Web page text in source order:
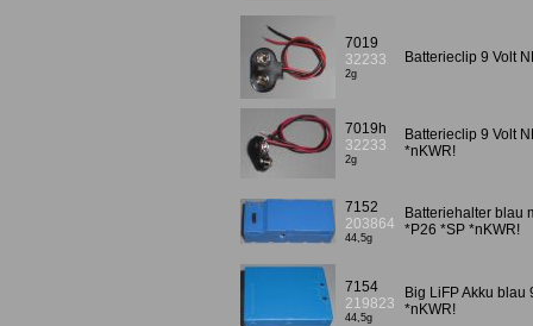
7019
32233
2g
Batterieclip 9 Volt
7019h
32233
2g
Batterieclip 9 Volt
*nKWR!
7152
203864
44,5g
Batteriehalter blau
*P26 *SP *nKWR!
7154
219823
44,5g
Big LiFP Akku
*nKWR!